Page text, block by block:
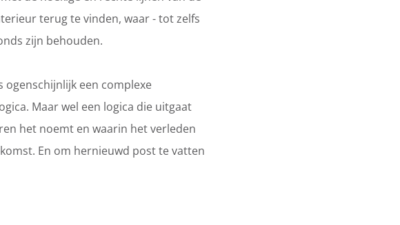
terug te vinden, waar - tot zelfs
zijn behouden.
ogenschijnlijk een complexe
Maar wel een logica die uitgaat
het noemt en waarin het verleden
En om hernieuwd post te vatten